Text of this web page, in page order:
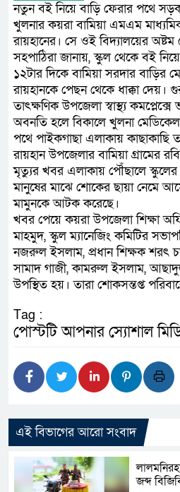
নতুন বই নিয়ে বাড়ি ফেরার পথে
খুলনার কয়রা বামিয়া এমএম
রায়হানের। সে ওই বিদ্যালয়ের অষ্টম
সহপাঠিরা জানায়, স্কুল থেকে বই
১২টার দিকে বামিয়া সরদার বাড়ির
রায়হানকে পেছন থেকে ধাক্কা
তাৎক্ষণিক উপজেলা স্বাস্থ্য
অবনতি হলে বিকালে খুলনা মেডিকেল
পথে পাইকগাছা এলাকায় কাছাকাছি
রায়হান উপজেলার বামিয়া গ্রামের
মৃত্যুর খবর এলাকায় পৌঁছালে স্কুলের
মানুষের মাঝে শোকের ছায়া নেমে
মামুনকে আটক করেছে।
খবর পেয়ে কয়রা উপজেলা শিক্ষা
মাহমুদ, স্কুল ম্যানেজিং কমিটির
নজরুল ইসলাম, প্রধান শিক্ষক শরৎ
সামাদ গাজী, কামরুল ইসলাম,
উপস্থিত হয়। তারা শোকসন্তপ্ত
Tag :
পোস্টটি আপনার স্যোশাল
এই বিভাগের আরো সংবাদ
জব্দ